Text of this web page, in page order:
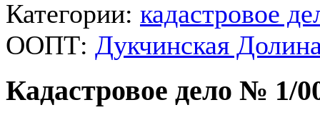
Категории: кадастровое
ООПТ: Дукчинская
Кадастровое дело № 1/